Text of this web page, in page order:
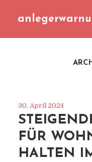
30. April 2024
FÜR
HALTEN